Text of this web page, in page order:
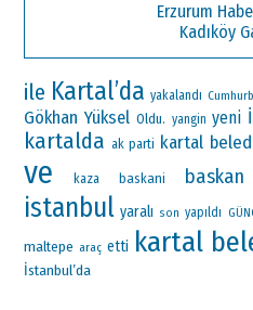
Erzurum
Kadıköy
ile Kartal’da yakalandı
Gökhan Yüksel Oldu. yangin yeni
kartalda ak parti kartal
ve kaza baskani baskan
istanbul yaralı son yapıldı
maltepe araç etti kartal
İstanbul’da